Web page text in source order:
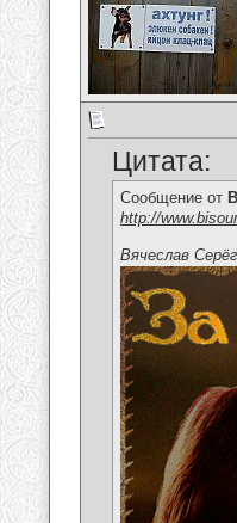
Цитата:
Сообщение от
http://
Вячеслав